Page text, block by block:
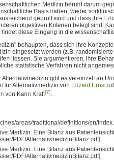
Medizin beruht darum
Basis haben, weder
geprüft sind und dass ihre
objektiven Kriterien belegt sind.
diese Eingang in die
behaupten, dass sich ihre
eingesetzt werden (z.B.
liessen. Sie argumentieren, ihre
statistische Verfahren nicht
gibt es vereinzelt an
für Alternativmedizin von Edzard Ernst
von Karin Kraft[7].
areas/traditional/definitions/en/
Medizin: Eine Bilanz aus
PDF/AlternativmedizinBilanz.pdf]
Medizin: Eine Bilanz aus
PDF/AlternativmedizinBilanz.pdf]